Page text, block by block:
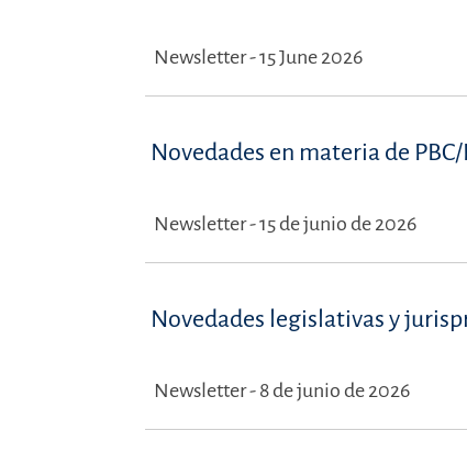
Newsletter - 15 June 2026
Novedades en materia de
Newsletter - 15 de junio de 2026
Novedades legislativas y
Newsletter - 8 de junio de 2026